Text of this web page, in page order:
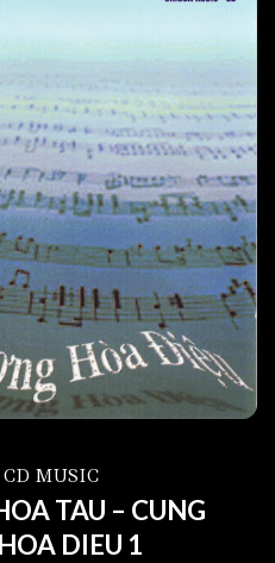
CD MUSIC
TAU – CUNG
DIEU 1